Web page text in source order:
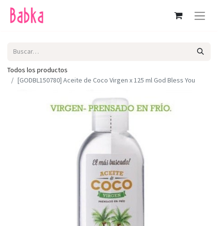
Todos los productos
[GODBL150780] Aceite de Coco Virgen x 125 ml God Bless You